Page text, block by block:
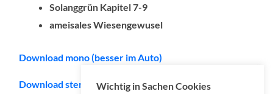
Solanggrün Kapitel 7-9
ameisales Wiesengewusel
Download mono (besser im Auto)
Download stereo (empfohlen für Kopfhörer)
Wichtig in Sachen Cookies